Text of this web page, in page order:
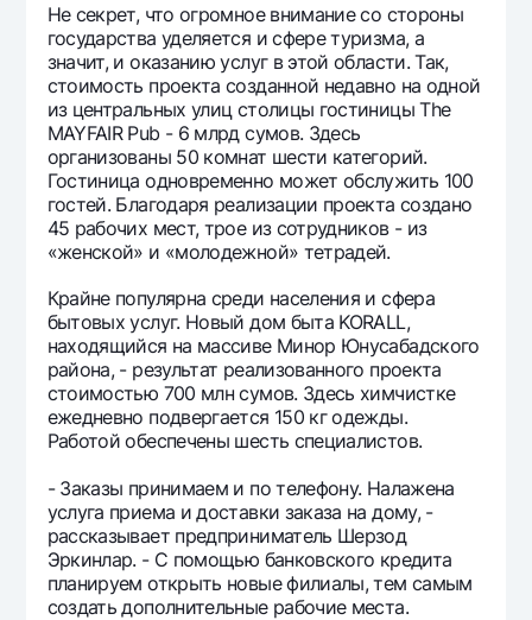
Не секрет, что огромное внимание со стороны
государства уделяется и сфере туризма, а
значит, и оказанию услуг в этой области. Так,
стоимость проекта созданной недавно на одной
из центральных улиц столицы гостиницы The
MAYFAIR Pub - 6 млрд сумов. Здесь
организованы 50 комнат шести категорий.
Гостиница одновременно может обслужить 100
гостей. Благодаря реализации проекта создано
45 рабочих мест, трое из сотрудников - из
«женской» и «молодежной» тетрадей.
Крайне популярна среди населения и сфера
бытовых услуг. Новый дом быта KORALL,
находящийся на массиве Минор Юнусабадского
района, - результат реализованного проекта
стоимостью 700 млн сумов. Здесь химчистке
ежедневно подвергается 150 кг одежды.
Работой обеспечены шесть специалистов.
- Заказы принимаем и по телефону. Налажена
услуга приема и доставки заказа на дому, -
рассказывает предприниматель Шерзод
Эркинлар. - С помощью банковского кредита
планируем открыть новые филиалы, тем самым
создать дополнительные рабочие места.